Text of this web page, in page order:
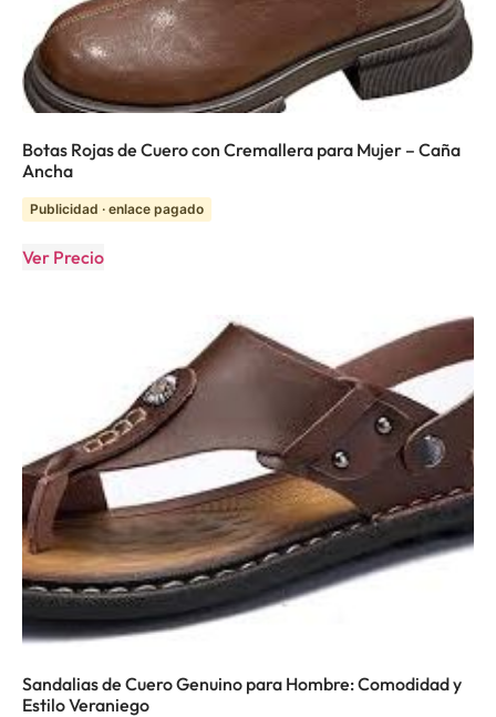
Botas Rojas de Cuero con Cremallera para Mujer – Caña
Ancha
Publicidad · enlace pagado
Ver Precio
Sandalias de Cuero Genuino para Hombre: Comodidad y
Estilo Veraniego